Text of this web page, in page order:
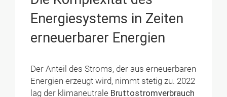
Energiesystems in Zeiten
erneuerbarer Energien
Der Anteil des Stroms, der aus erneuerbaren
Energien erzeugt wird, nimmt stetig zu. 2022
lag der klimaneutrale Bruttostromverbrauch